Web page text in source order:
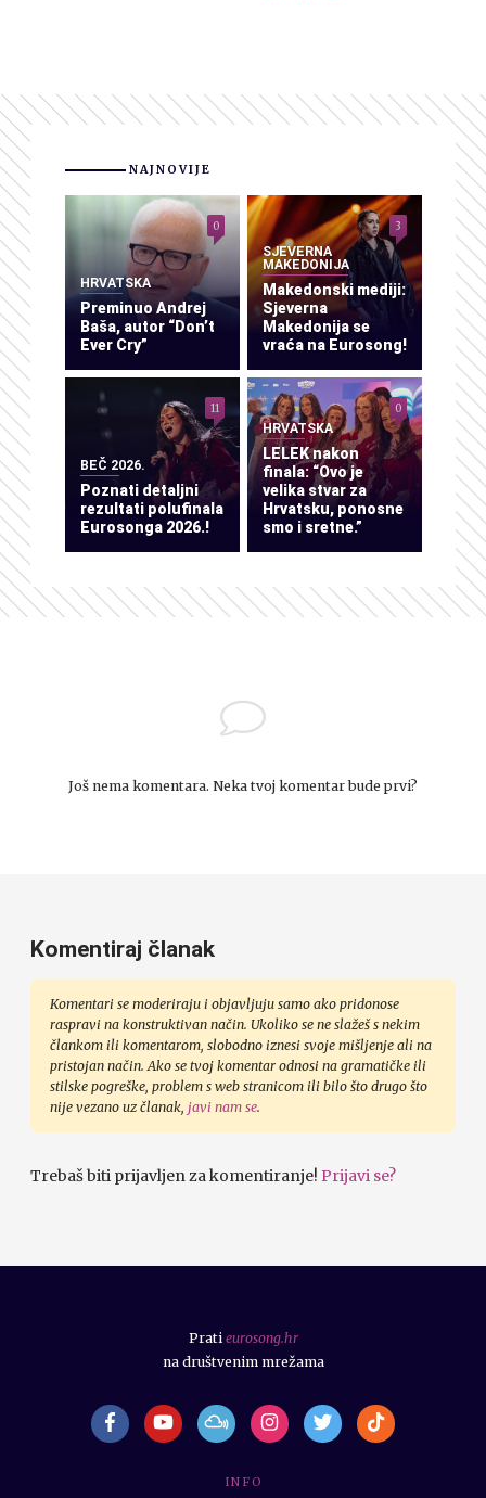
NAJNOVIJE
HRVATSKA
Preminuo Andrej
Baša, autor “Don’t
Ever Cry”
0
SJEVERNA
MAKEDONIJA
Makedonski mediji:
Sjeverna
Makedonija se
vraća na Eurosong!
3
BEČ 2026.
Poznati detaljni
rezultati polufinala
Eurosonga 2026.!
11
HRVATSKA
LELEK nakon
finala: “Ovo je
velika stvar za
Hrvatsku, ponosne
smo i sretne.”
0
Još nema komentara. Neka tvoj komentar bude prvi?
Komentiraj članak
Komentari se moderiraju i objavljuju samo ako pridonose
raspravi na konstruktivan način. Ukoliko se ne slažeš s nekim
člankom ili komentarom, slobodno iznesi svoje mišljenje ali na
pristojan način. Ako se tvoj komentar odnosi na gramatičke ili
stilske pogreške, problem s web stranicom ili bilo što drugo što
nije vezano uz članak, javi nam se.
Trebaš biti prijavljen za komentiranje! Prijavi se?
I N F O
Prati eurosong.hr
na društvenim mrežama